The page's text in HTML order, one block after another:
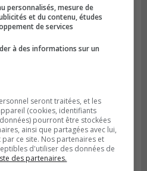
personnalisés, mesure de
et du contenu, études
de services
à des informations sur un
seront traitées, et les
(cookies, identifiants
pourront être stockées
ainsi que partagées avec lui,
ce site. Nos partenaires et
d'utiliser des données de
des partenaires.